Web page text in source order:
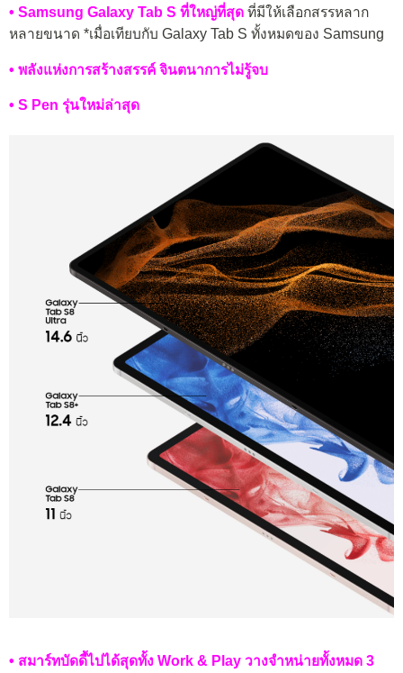
• Samsung Galaxy Tab S ที่ใหญ่ที่สุด ที่มีให้เลือกสรรหลาก
หลายขนาด *เมื่อเทียบกับ Galaxy Tab S ทั้งหมดของ Samsung
• พลังแห่งการสร้างสรรค์ จินตนาการไม่รู้จบ
• S Pen รุ่นใหม่ล่าสุด
• สมาร์ทบัดดี้ไปได้สุดทั้ง Work & Play วางจำหน่ายทั้งหมด 3